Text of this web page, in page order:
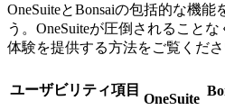
OneSuiteとBonsaiの包括的な機
う。OneSuiteが圧倒されること
体験を提供する方法をご覧くださ
ユーザビリティ項目
OneSuite